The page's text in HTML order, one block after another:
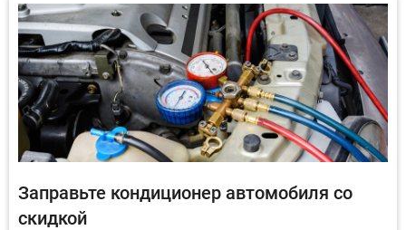
Заправьте кондиционер автомобиля со
скидкой